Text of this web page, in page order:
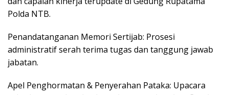
Polda NTB.
Penandatanganan Memori Sertijab: Prosesi
administratif serah terima tugas dan tanggung jawab
jabatan.
Apel Penghormatan & Penyerahan Pataka: Upacara